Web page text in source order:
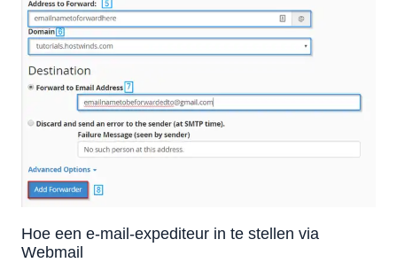
Hoe een e-mail-expediteur in te stellen via
Webmail